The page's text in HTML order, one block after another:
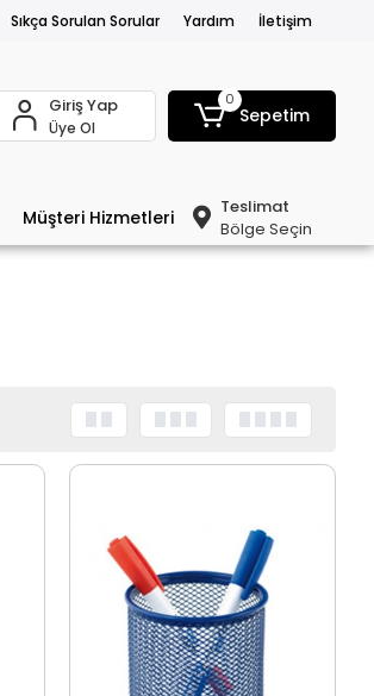
Sıkça Sorulan Sorular Yardım İletişim
Giriş Yap
Üye Ol
0
Sepetim
Müşteri Hizmetleri
Teslimat
Bölge Seçin